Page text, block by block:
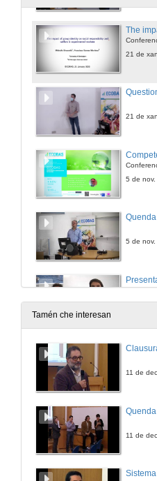
21 de
21 de
5 de nov.
5 de nov.
27 de
Tamén che interesan
11 de
11 de